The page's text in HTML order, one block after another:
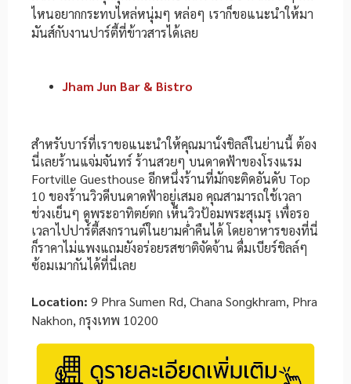
ไหนอยากกระทบไหล่หนุ่มๆ หล่อๆ เราก็ขอแนะนำให้มา
มันส์กับงานปาร์ตี้ที่ข้าวสารได้เลย
Jham Jun Bar & Bistro
สำหรับบาร์ที่เราขอแนะนำให้คุณมานั่งชิลล์ในย่านนี้ ต้อง
นี่เลยร้านแจ่มจันทร์ ร้านสวยๆ บนดาดฟ้าของโรงแรม
Fortville Guesthouse อีกหนึ่งร้านที่มักจะติดอันดับ Top
10 ของร้านวิวดีบนดาดฟ้าอยู่เสมอ คุณสามารถใช้เวลา
ช่วงเย็นๆ ดูพระอาทิตย์ตก เห็นวิวป้อมพระสุเมรุ เพื่อรอ
เวลาไปปาร์ตี้สงกรานต์ในยามค่ำคืนได้ โดยอาหารของที่นี่
ก็ราคาไม่แพงแถมยังอร่อยรสชาติจัดจ้าน ดื่มเบียร์ชิลล์ๆ
ซ้อมเมากันได้ที่นี่เลย
Location: 9 Phra Sumen Rd, Chana Songkhram, Phra
Nakhon, กรุงเทพ 10200